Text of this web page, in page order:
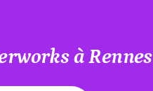
à Rennes